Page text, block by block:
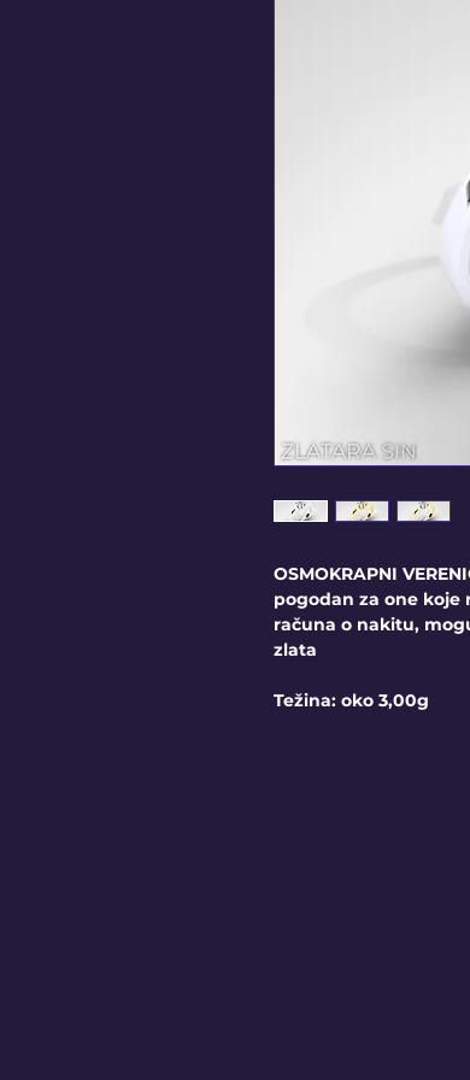
OSMOKRAPNI
pogodan za one koje
računa o nakitu,
zlata
Težina: oko 3,00g